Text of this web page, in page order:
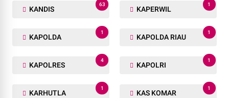
KANDIS
63
KAPERWIL
1
KAPOLDA
1
KAPOLDA RIAU
1
KAPOLRES
4
KAPOLRI
1
KARHUTLA
1
KAS KOMAR
1